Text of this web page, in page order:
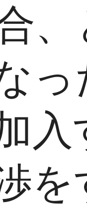
、
っ
入